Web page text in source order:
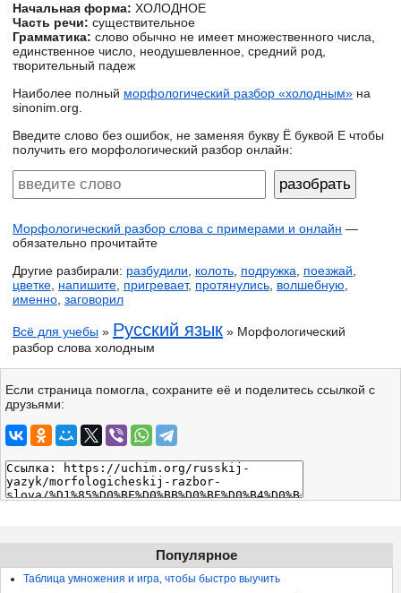
Начальная форма: ХОЛОДНОЕ
Часть речи: существительное
Грамматика: слово обычно не имеет множественного числа,
единственное число, неодушевленное, средний род,
творительный падеж
Наиболее полный морфологический разбор «холодным» на
sinonim.org.
Введите слово без ошибок, не заменяя букву Ё буквой Е чтобы
получить его морфологический разбор онлайн:
Морфологический разбор слова с примерами и онлайн —
обязательно прочитайте
Другие разбирали: разбудили колоть подружка поезжай
цветке напишите пригревает, протянулись волшебную
именно заговорил
Всё для учебы » Русский язык » Морфологический
разбор слова холодным
Если страница помогла, сохраните её и поделитесь ссылкой с
друзьями:
Популярное
Таблица умножения и игра, чтобы быстро выучить